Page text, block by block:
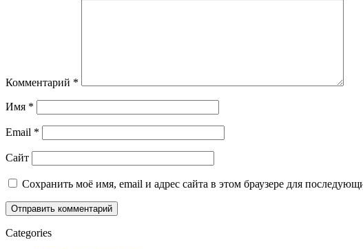
Комментарий *
Имя *
Email *
Сайт
Сохранить моё имя, email и адрес сайта в этом браузере для
Categories